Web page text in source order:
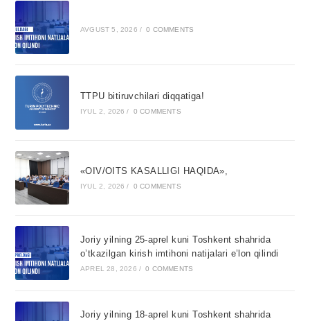
AVGUST 5, 2026 / 0 COMMENTS
TTPU bitiruvchilari diqqatiga!
IYUL 2, 2026 / 0 COMMENTS
«OIV/OITS KASALLIGI HAQIDA»,
IYUL 2, 2026 / 0 COMMENTS
Joriy yilning 25-aprel kuni Toshkent shahrida
o’tkazilgan kirish imtihoni natijalari e’lon qilindi
APREL 28, 2026 / 0 COMMENTS
Joriy yilning 18-aprel kuni Toshkent shahrida